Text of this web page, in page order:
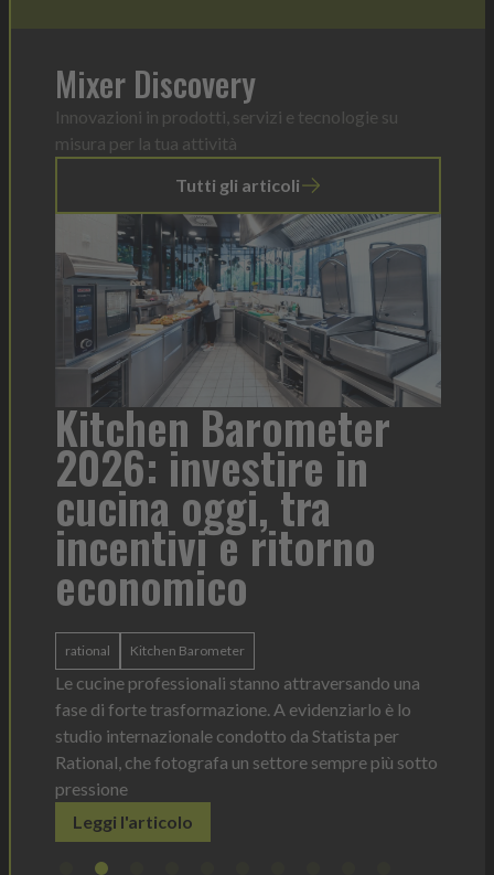
Mixer Discovery
Innovazioni in prodotti, servizi e tecnologie su
misura per la tua attività
Tutti gli articoli
Kitchen Barometer
2026: investire in
cucina oggi, tra
incentivi e ritorno
economico
rational Kitchen Barometer
Le cucine professionali stanno attraversando una
fase di forte trasformazione. A evidenziarlo è lo
studio internazionale condotto da Statista per
Rational, che fotografa un settore sempre più sotto
pressione
Leggi l'articolo